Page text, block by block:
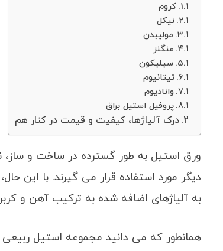
کروم
نیکل
مولیبدن
منگنز
سیلیکون
تیتانیوم
وانادیوم
پروفیل استیل براق
درک آلیاژها، کیفیت و قیمت در کنار هم
ورق استیل به طور گسترده در ساخت و ساز،
دیگر مورد استفاده قرار می‌ گیرند. با این
به آلیاژهای اضافه شده به ترکیب آهن و
همانطور که می دانید مجموعه استیل ربیعی